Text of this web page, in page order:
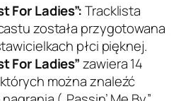
For Ladies”:Tracklista
została przygotowana
płci pięknej.
For Ladies”zawiera 14
można znaleźć